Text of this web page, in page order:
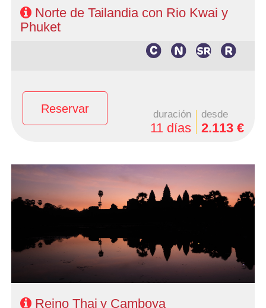
Norte de Tailandia con Rio Kwai y
Phuket
Reservar duración
11 días
desde
2.113 €
- Salidas: Domingos y Lunes todo el año y Sábados de
- Ruta: 3 noches Bangkok, 1 noche Rio Kwai, 1 noche
Phitsanulok, 1 noche Chiang Rai, 2 noches Chiang Mai y
- Régimen: AD en Bangkok + MP circuito
- A destacar: Posibilidad de añadir extensión a Playa
Reino Thai y Camboya